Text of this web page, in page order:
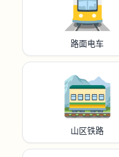
路面电车
🚞
山区铁路